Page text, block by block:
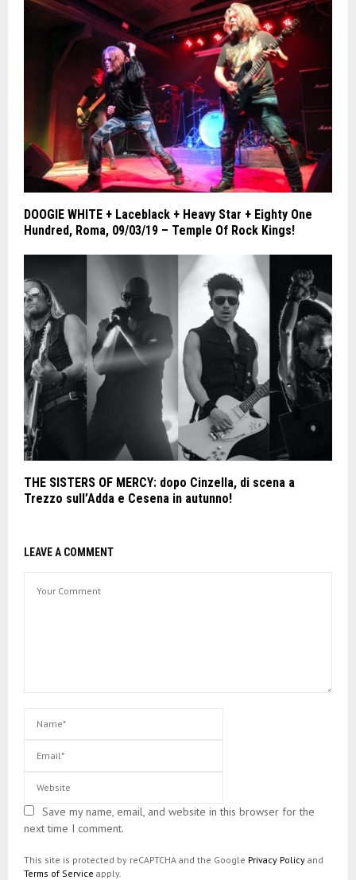
DOOGIE WHITE + Laceblack + Heavy Star + Eighty One
Hundred, Roma, 09/03/19 – Temple Of Rock Kings!
THE SISTERS OF MERCY: dopo Cinzella, di scena a
Trezzo sull’Adda e Cesena in autunno!
LEAVE A COMMENT
Save my name, email, and website in this browser for the
next time I comment.
This site is protected by reCAPTCHA and the Google Privacy Policy and
Terms of Service apply.